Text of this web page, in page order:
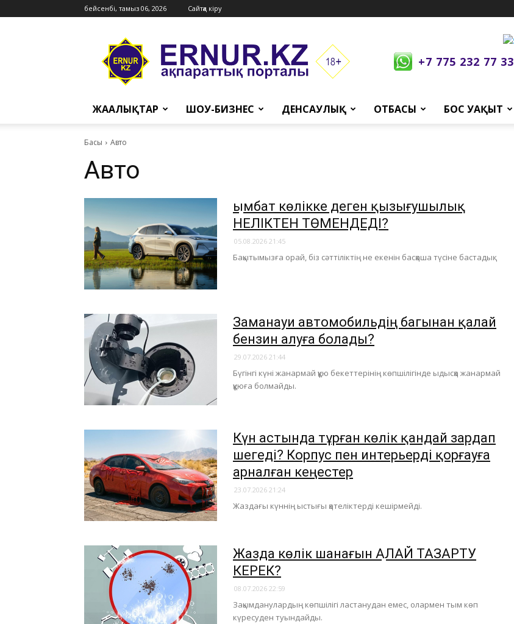
бейсенбі, тамыз 06, 2026 Сайтқа кіру
Ernur
Press
+7 775 232 77 33
ЖАҢАЛЫҚТАР ШОУ-БИЗНЕС ДЕНСАУЛЫҚ ОТБАСЫ БОС УАҚЫТ
Басы Авто
Авто
Қымбат көлікке деген қызығушылық
НЕЛІКТЕН ТӨМЕНДЕДІ?
05.08.2026 21:45
Бақытымызға орай, біз сәттіліктің не екенін басқаша түсіне бастадық.
Заманауи автомобильдің багынан қалай
бензин алуға болады?
29.07.2026 21:44
Бүгінгі күні жанармай құю бекеттерінің көпшілігінде ыдысқа жанармай
құюға болмайды.
Күн астында тұрған көлік қандай зардап
шегеді? Корпус пен интерьерді қорғауға
арналған кеңестер
23.07.2026 21:24
Жаздағы күннің ыстығы қателіктерді кешірмейді.
Жазда көлік шанағын ҚАЛАЙ ТАЗАРТУ
КЕРЕК?
08.07.2026 22:59
Зақымданулардың көпшілігі ластанудан емес, олармен тым көп
күресуден туындайды.